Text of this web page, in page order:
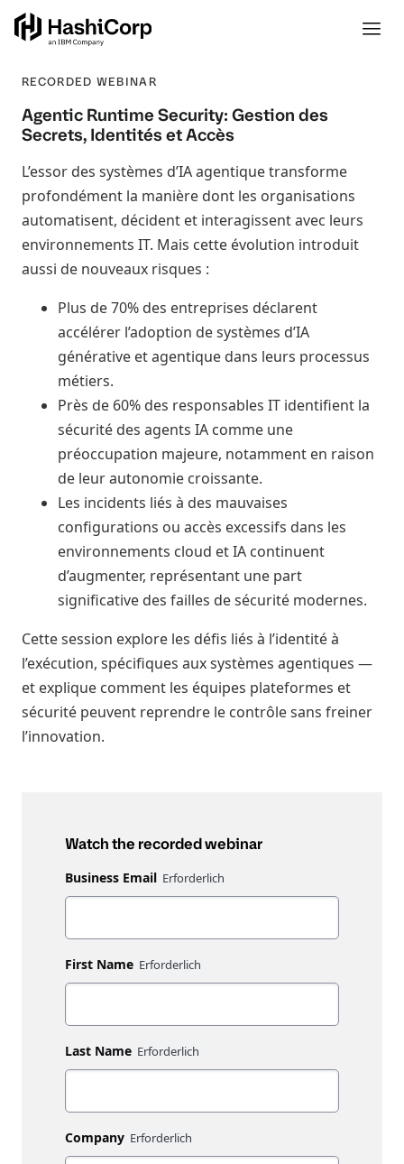
RECORDED WEBINAR
Agentic Runtime Security: Gestion des
Secrets, Identités et Accès
L’essor des systèmes d’IA agentique transforme
profondément la manière dont les organisations
automatisent, décident et interagissent avec leurs
environnements IT. Mais cette évolution introduit
aussi de nouveaux risques :
Plus de 70% des entreprises déclarent
accélérer l’adoption de systèmes d’IA
générative et agentique dans leurs processus
métiers.
Près de 60% des responsables IT identifient la
sécurité des agents IA comme une
préoccupation majeure, notamment en raison
de leur autonomie croissante.
Les incidents liés à des mauvaises
configurations ou accès excessifs dans les
environnements cloud et IA continuent
d’augmenter, représentant une part
significative des failles de sécurité modernes.
Cette session explore les défis liés à l’identité à
l’exécution, spécifiques aux systèmes agentiques —
et explique comment les équipes plateformes et
sécurité peuvent reprendre le contrôle sans freiner
l’innovation.
Watch the recorded webinar
Business Email
First Name
Last Name
Company